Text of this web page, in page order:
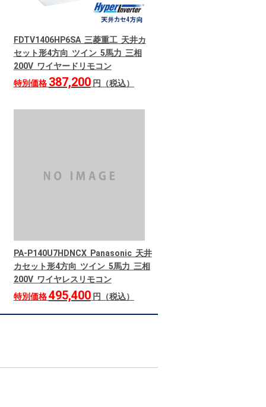
FDTV1406HP6SA 三菱重工 天井カ
セット形4方向 ツイン 5馬力 三相
200V ワイヤードリモコン
特別価格 387,200円（税込）
PA-P140U7HDNCX Panasonic 天井
カセット形4方向 ツイン 5馬力 三相
200V ワイヤレスリモコン
特別価格495,400円（税込）